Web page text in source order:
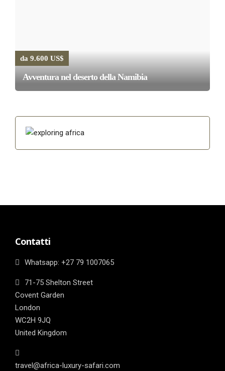
da 9.600 US$
Avventura nel deserto della Namibia
Contatti
Whatsapp: ‎+27 79 1007065
71-75 Shelton Street
Covent Garden
London
WC2H 9JQ
United Kingdom
travel@africa-luxury-safari.com